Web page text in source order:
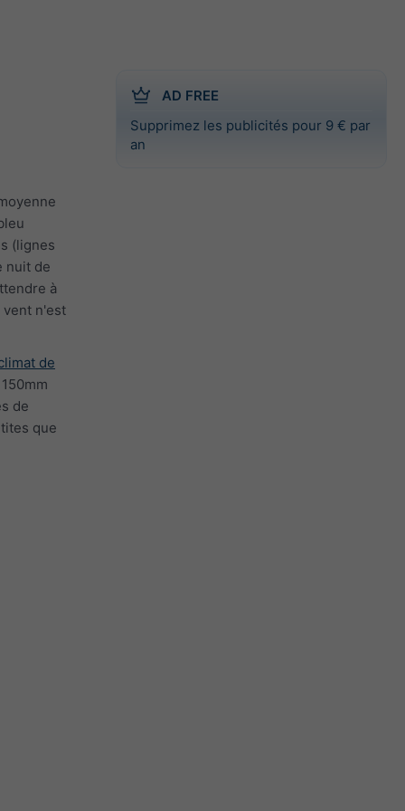
AD FREE
Supprimez les publicités pour 9 € par
an
(lignes
nuit de
à
vent n'est
de
de
que